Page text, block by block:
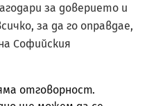
за доверието и
за да го оправдае,
Софийския
отговорност.